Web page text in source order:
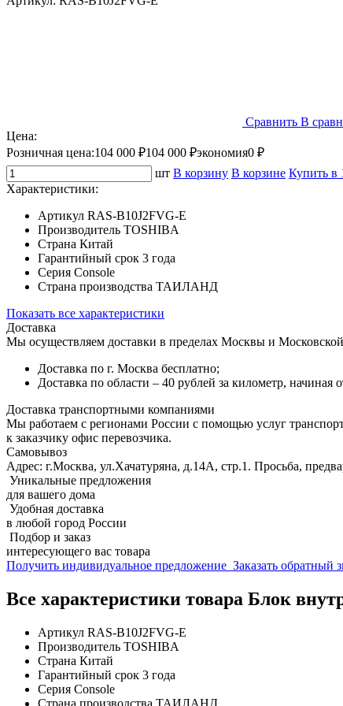
Сравнить В
Цена:
Розничная цена:104 000 ₽104 000 ₽экономия0 ₽
шт В корзину В корзине Купить в
Характеристики:
Артикул RAS-B10J2FVG-E
Производитель TOSHIBA
Страна Китай
Гарантийный срок 3 года
Серия Console
Страна производства ТАИЛАНД
Показать все характеристики
Доставка
Мы осуществляем доставки в пределах Москвы и
Доставка по г. Москва бесплатно;
Доставка по области – 40 рублей за километр,
Доставка транспортными компаниями
Мы работаем с регионами России с помощью услуг
к заказчику офис перевозчика.
Самовывоз
Адрес: г.Москва, ул.Хачатуряна, д.14А, стр.1. Просьба,
Уникальные предложения
для вашего дома
Удобная доставка
в любой город России
Подбор и заказ
интересующего вас товара
Получить индивидуальное предложение Заказать обратный
Все характеристики товара Блок
Артикул RAS-B10J2FVG-E
Производитель TOSHIBA
Страна Китай
Гарантийный срок 3 года
Серия Console
Страна производства ТАИЛАНД